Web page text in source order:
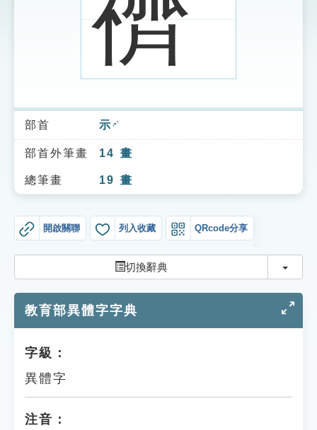
索引選單
知識索引
單字索引
貓頭鷹博士
部首 示 ㄕˋ
部首外筆畫 14 畫
總筆畫 19 畫
開啟關聯 列入收藏 QRcode分享
切換辭典 切換
教育部異體字字典
字級：
異體字
注音：